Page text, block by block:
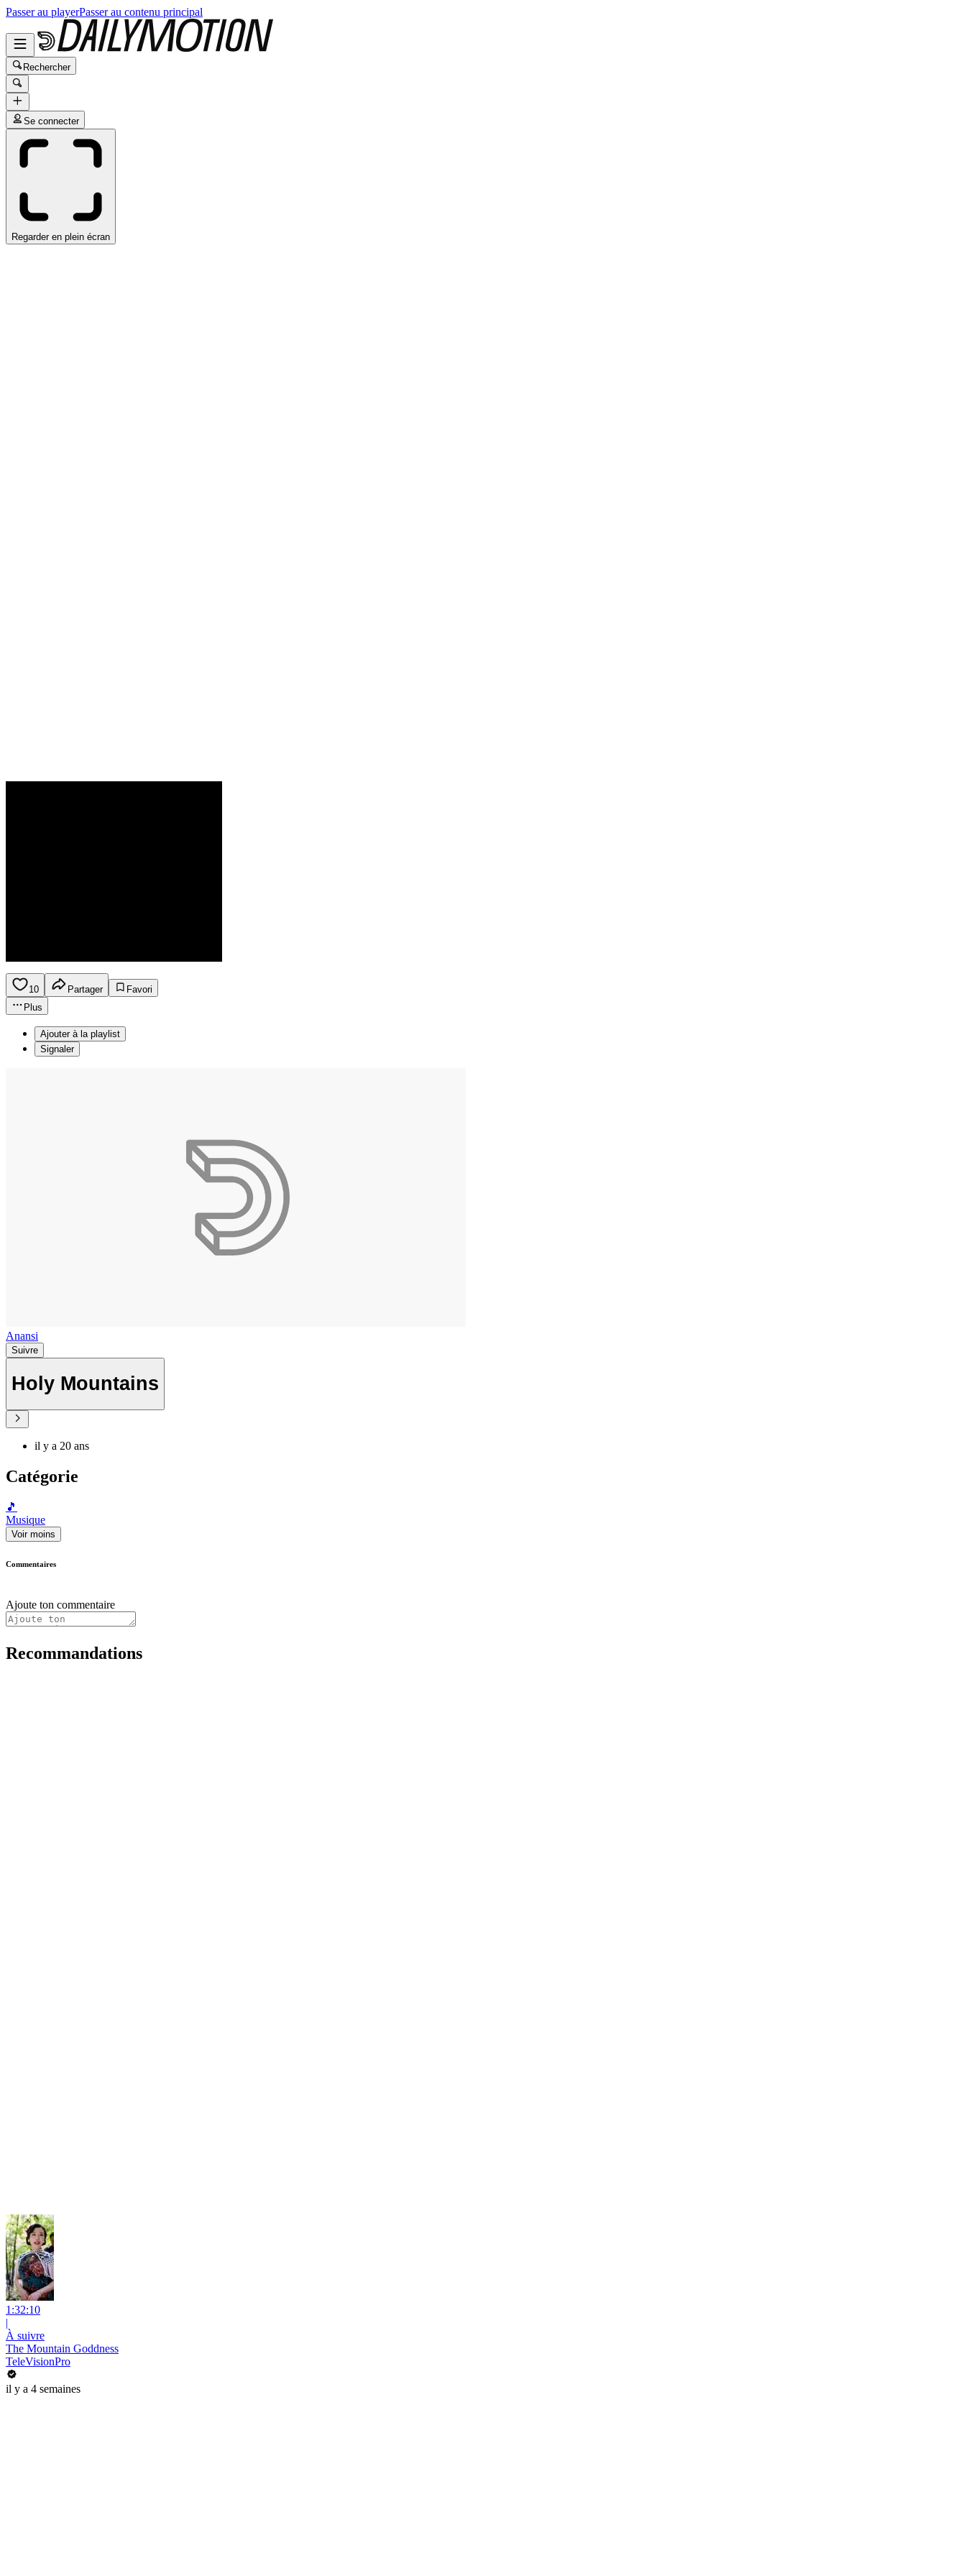
Passer au playerPasser au contenu principal
Rechercher
Se connecter
Regarder en plein écran
10 Partager
Favori
Plus
Ajouter à la playlist
Signaler
Anansi
Suivre
Holy Mountains
il y a 20 ans
Catégorie
🎵
Musique
Voir moins
Commentaires
Ajoute ton commentaire
Recommandations
1:32:10
|
À suivre
The Mountain Goddness
TeleVisionPro
il y a 4 semaines